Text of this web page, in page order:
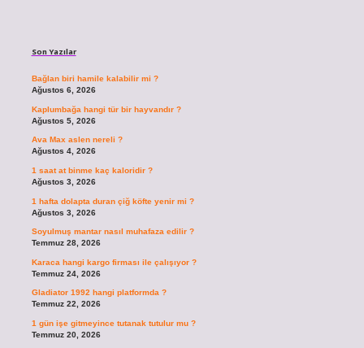
Son Yazılar
Bağlan biri hamile kalabilir mi ?
Ağustos 6, 2026
Kaplumbağa hangi tür bir hayvandır ?
Ağustos 5, 2026
Ava Max aslen nereli ?
Ağustos 4, 2026
1 saat at binme kaç kaloridir ?
Ağustos 3, 2026
1 hafta dolapta duran çiğ köfte yenir mi ?
Ağustos 3, 2026
Soyulmuş mantar nasıl muhafaza edilir ?
Temmuz 28, 2026
Karaca hangi kargo firması ile çalışıyor ?
Temmuz 24, 2026
Gladiator 1992 hangi platformda ?
Temmuz 22, 2026
1 gün işe gitmeyince tutanak tutulur mu ?
Temmuz 20, 2026